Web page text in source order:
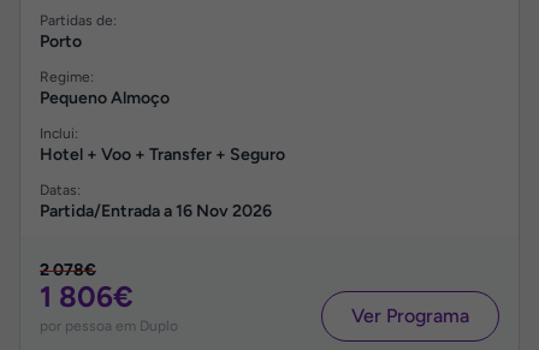
Partidas de:
Porto
Regime:
Pequeno Almoço
Inclui:
Hotel + Voo + Transfer + Seguro
Datas:
Partida/Entrada a16 Nov 2026
2 078€
1 806€
por pessoa em Duplo Ver Programa